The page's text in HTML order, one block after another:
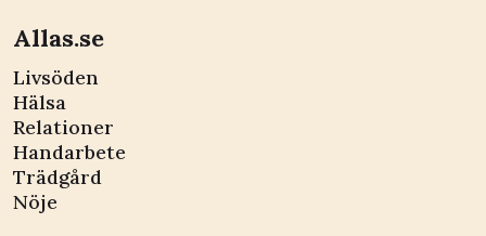
Allas.se
Livsöden
Hälsa
Relationer
Handarbete
Trädgård
Nöje